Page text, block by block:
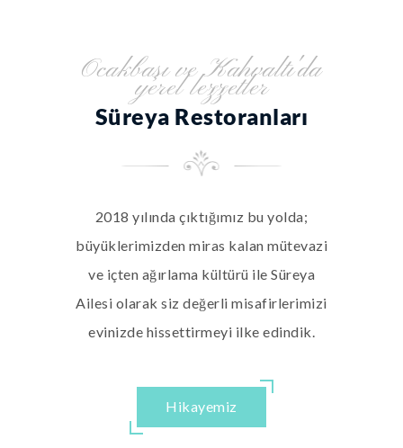
Ocakbaşı ve Kahvaltı'da
yerel lezzetler
Süreya Restoranları
2018 yılında çıktığımız bu yolda;
büyüklerimizden miras kalan mütevazi
ve içten ağırlama kültürü ile Süreya
Ailesi olarak siz değerli misafirlerimizi
evinizde hissettirmeyi ilke edindik.
Hikayemiz